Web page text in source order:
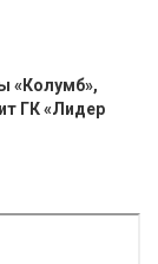
«Колумб»,
ГК «Лидер